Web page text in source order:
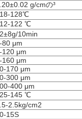
g/cmの³
128℃
122 ℃
10min
80 μm
120 μm
160 μm
170 μm
300 μm
400 μm
145 ℃
2.5kg/cm2
15S